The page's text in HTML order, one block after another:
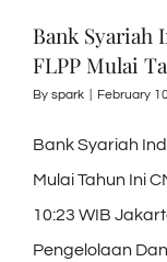
Bank Syariah
FLPP Mulai
By spark February
Bank Syariah
Mulai Tahun Ini
10:23 WIB
Pengelolaan